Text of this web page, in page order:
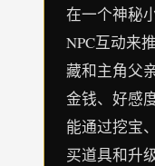
在一个神秘
NPC互动来
藏和主角父
金钱、好感
能通过挖宝
买道具和升